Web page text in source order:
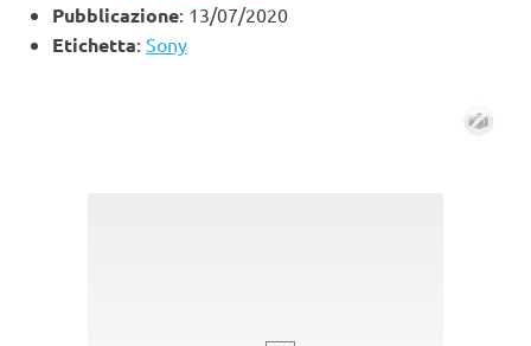
Pubblicazione: 13/07/2020
Etichetta: Sony